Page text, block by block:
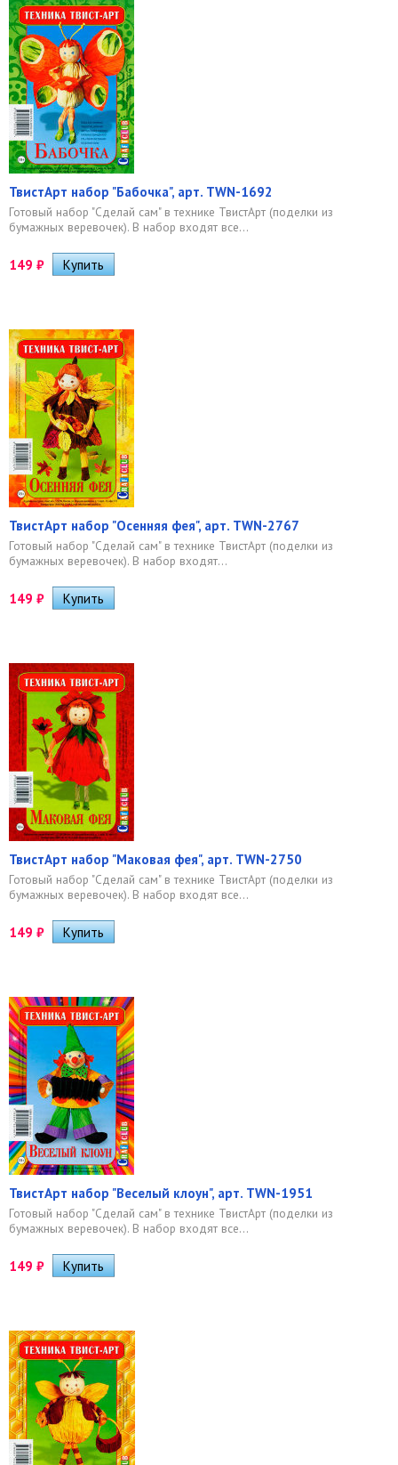
ТвистАрт набор "Бабочка", арт. TWN-1692
Готовый набор "Сделай сам" в технике ТвистАрт (поделки из
бумажных веревочек). В набор входят все...
149 ₽
ТвистАрт набор "Осенняя фея", арт. TWN-2767
Готовый набор "Сделай сам" в технике ТвистАрт (поделки из
бумажных веревочек). В набор входят...
149 ₽
ТвистАрт набор "Маковая фея", арт. TWN-2750
Готовый набор "Сделай сам" в технике ТвистАрт (поделки из
бумажных веревочек). В набор входят все...
149 ₽
ТвистАрт набор "Веселый клоун", арт. TWN-1951
Готовый набор "Сделай сам" в технике ТвистАрт (поделки из
бумажных веревочек). В набор входят все...
149 ₽